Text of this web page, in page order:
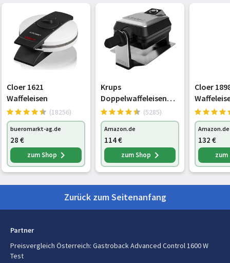
Leistung 1600 W
AC Eingangsspannung 220-240 V
AC Eingangsfrequenz 50 - 60 Hz
Verpackungsdaten
Verpackungsbreite 372 mm
Verpackungstiefe 355 mm
Verpackungshöhe 176 mm
Paketgewicht 4,78 kg
Cloer 1621
Waffeleisen
(18256)
bueromarkt-ag.de
28 €
zum Shop
Krups
Doppelwaffeleisen
Professional,
drehbares
Waffeleisen für 2
belgische Waffeln,
knusprig &
gleichmäßig backen,
Antihaftbeschichtu
(5285)
Amazon.de
114€
zum Shop
Cloer
für
Betrieb
große
Amazon.de
132 €
Zurück zum Seitenanfang
Partner
Preisvergleich Österreich: Gastroback Advanced Control 1600 W
Test